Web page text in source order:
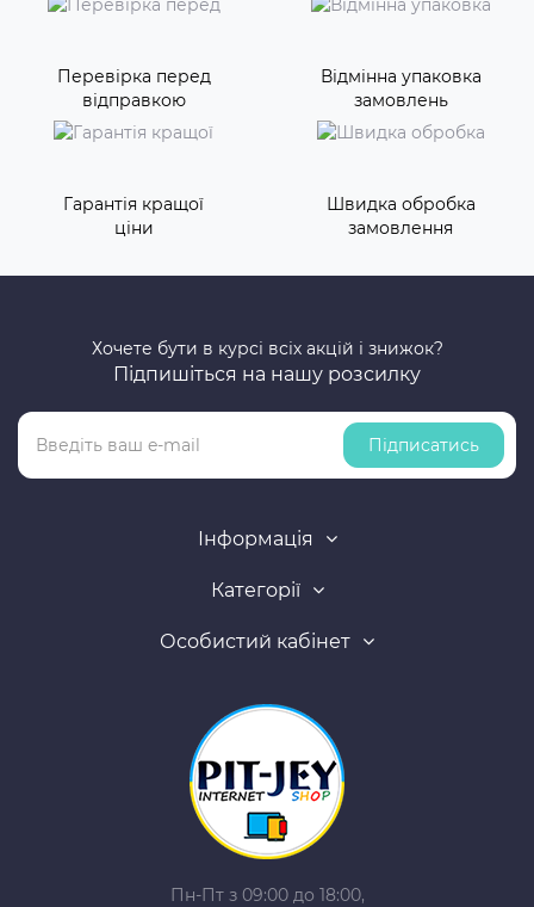
Перевірка перед
відправкою
Відмінна упаковка
замовлень
Гарантія кращої
ціни
Швидка обробка
замовлення
Хочете бути в курсі всіх акцій і знижок?
Підпишіться на нашу розсилку
Підписатись
Інформація
Категорії
Особистий кабінет
Пн-Пт з 09:00 до 18:00,